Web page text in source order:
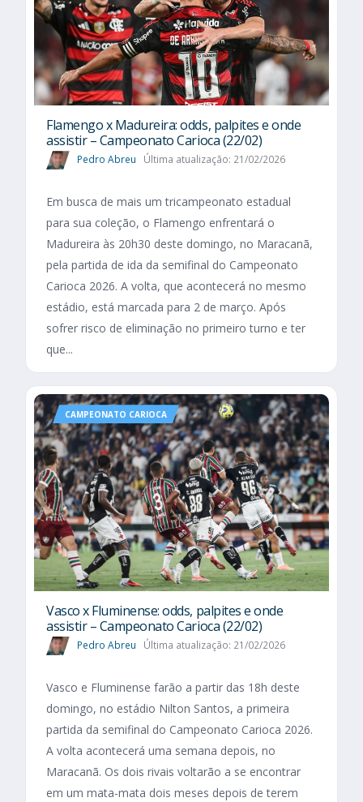
Flamengo x Madureira: odds, palpites e onde
assistir – Campeonato Carioca (22/02)
Pedro Abreu Última atualização: 21/02/2026
Em busca de mais um tricampeonato estadual
para sua coleção, o Flamengo enfrentará o
Madureira às 20h30 deste domingo, no Maracanã,
pela partida de ida da semifinal do Campeonato
Carioca 2026. A volta, que acontecerá no mesmo
estádio, está marcada para 2 de março. Após
sofrer risco de eliminação no primeiro turno e ter
que...
CAMPEONATO CARIOCA
Vasco x Fluminense: odds, palpites e onde
assistir – Campeonato Carioca (22/02)
Pedro Abreu Última atualização: 21/02/2026
Vasco e Fluminense farão a partir das 18h deste
domingo, no estádio Nilton Santos, a primeira
partida da semifinal do Campeonato Carioca 2026.
A volta acontecerá uma semana depois, no
Maracanã. Os dois rivais voltarão a se encontrar
em um mata-mata dois meses depois de terem